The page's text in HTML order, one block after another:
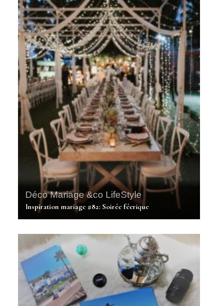
Déco Mariage &co LifeStyle
Inspiration mariage #82: Soirée féerique